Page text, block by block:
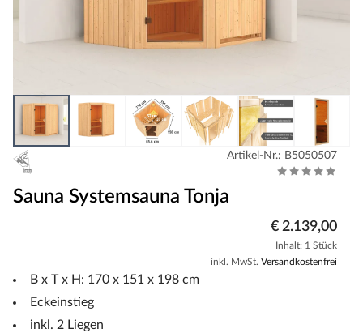
Artikel-Nr.: B5050507
Sauna Systemsauna Tonja
€ 2.139,00
Inhalt: 1 Stück
inkl. MwSt. Versandkostenfrei
B x T x H: 170 x 151 x 198 cm
Eckeinstieg
inkl. 2 Liegen